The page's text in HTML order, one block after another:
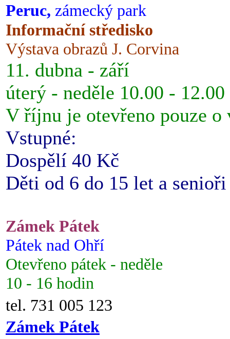
Peruc, zámecký park
Informační středisko
Výstava obrazů J. Corvina
11. dubna - září
úterý - neděle 10.00 -
V říjnu je otevřeno pouze o
Vstupné:
Dospělí 40 Kč
Děti od 6 do 15 let a
Zámek Pátek
Pátek nad Ohří
Otevřeno pátek - neděle
10 - 16 hodin
tel. 731 005 123
Zámek Pátek